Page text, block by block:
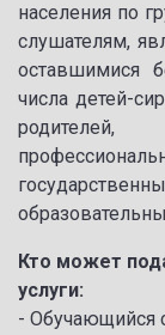
населения по
слушателям,
оставшимися
числа детей-
Кто может
услуги:
- Обучающийся